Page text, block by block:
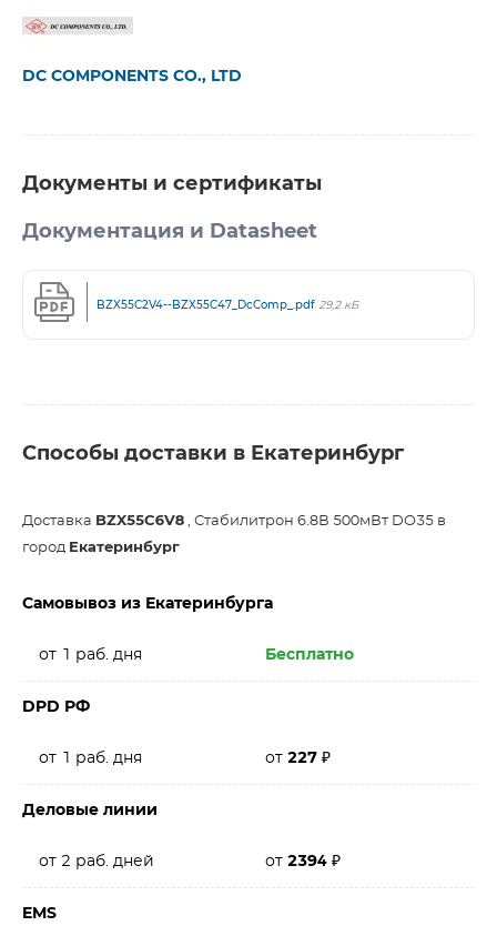
DC COMPONENTS CO., LTD
Документы и сертификаты
Документация и Datasheet
BZX55C2V4--BZX55C47_DcComp_.pdf 29,2 кБ
Способы доставки в Екатеринбург
Доставка BZX55C6V8 , Стабилитрон 6.8В 500мВт DO35 в
город Екатеринбург
Самовывоз из Екатеринбурга
от 1 раб. дня Бесплатно
DPD РФ
от 1 раб. дня от 227 ₽
Деловые линии
от 2 раб. дней от 2394 ₽
EMS